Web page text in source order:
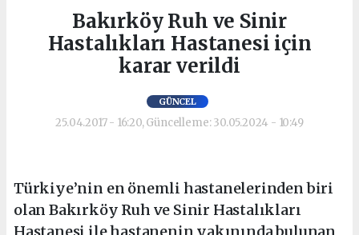
Bakırköy Ruh ve Sinir
Hastalıkları Hastanesi için
karar verildi
GÜNCEL
25.04.2017 - 16:20, Güncelleme: 30.05.2024 - 10:49
Türkiye’nin en önemli hastanelerinden biri
olan Bakırköy Ruh ve Sinir Hastalıkları
Hastanesi ile hastanenin yakınında bulunan